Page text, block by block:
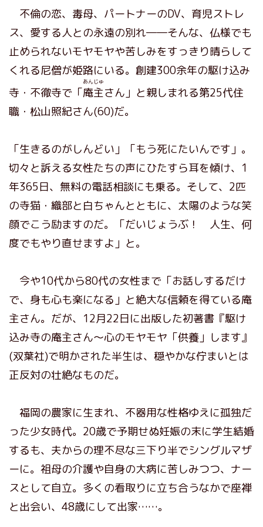
不倫の恋、毒母、パートナーのDV、育児ストレ
ス、愛する人との永遠の別れ――そんな、仏様でも
止められないモヤモヤや苦しみをすっきり晴らして
くれる尼僧が姫路にいる。創建300余年の駆け込み
寺・不徹寺で「庵主
あんじゅ
さん」と親しまれる第25代住
職・松山照紀さん(60)だ。
「生きるのがしんどい」「もう死にたいんです」。
切々と訴える女性たちの声にひたすら耳を傾け、1
年365日、無料の電話相談にも乗る。そして、2匹
の寺猫・織部と白ちゃんとともに、太陽のような笑
顔でこう励ますのだ。「だいじょうぶ！ 人生、何
度でもやり直せますよ」と。
今や10代から80代の女性まで「お話しするだけ
で、身も心も楽になる」と絶大な信頼を得ている庵
主さん。だが、12月22日に出版した初著書『駆け
込み寺の庵主さん～心のモヤモヤ「供養」します』
(双葉社)で明かされた半生は、穏やかな佇まいとは
正反対の壮絶なものだ。
福岡の農家に生まれ、不器用な性格ゆえに孤独だ
った少女時代。20歳で予期せぬ妊娠の末に学生結婚
するも、夫からの理不尽な三下り半でシングルマザ
ーに。祖母の介護や自身の大病に苦しみつつ、ナー
スとして自立。多くの看取りに立ち合うなかで座禅
と出会い、48歳にして出家……。